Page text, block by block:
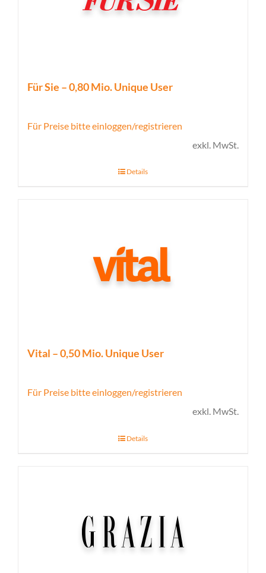
Für Sie – 0,80 Mio. Unique User
Für Preise bitte einloggen/registrieren
exkl. MwSt.
Details
Vital – 0,50 Mio. Unique User
Für Preise bitte einloggen/registrieren
exkl. MwSt.
Details